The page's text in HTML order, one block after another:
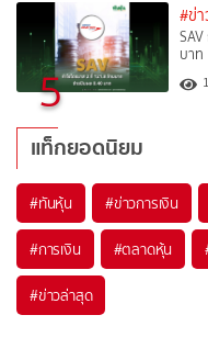
5
#ข่
บาท
แท็กยอดนิยม
#ทันหุ้น #ข่าวการเงิน
#การเงิน #ตลาดหุ้น
#ข่าวล่าสุด